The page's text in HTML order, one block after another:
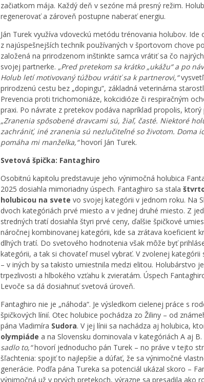
začiatkom mája. Každý deň v sezóne má presný režim.
regenerovať a zároveň postupne naberať energiu.
Ján Turek využíva vdoveckú metódu trénovania holubov. Ide
z najúspešnejších techník používaných v športovom chove
založená na prirodzenom inštinkte samca vrátiť sa čo
svojej partnerke. „Pred pretekom sa krátko „ukážu“ a po
Holub letí motivovaný túžbou vrátiť sa k partnerovi,“
prirodzenú cestu bez „dopingu“, základná veterinárna
Prevencia proti trichomoniáze, kokcidióze či respiračným
praxi. Po návrate z pretekov podáva napríklad propolis,
„Zranenia spôsobené dravcami sú, žiaľ, časté. Niektoré
zachrániť, iné zranenia sú nezlučiteľné so životom. Doma
pomáha mi manželka,“hovorí Ján Turek.
Svetová špička: Fantaghiro
Osobitnú kapitolu predstavuje jeho výnimočná holubica
2025 dosiahla mimoriadny úspech. Fantaghiro sa stala
holubicou na svete vo svojej kategórii v jednom roku. Na
dvoch kategóriách prvé miesto a v jednej druhé miesto. Z
stredných tratí dosiahla štyri prvé ceny, ďalšie špičkové
náročnej kombinovanej kategórii, kde sa zrátava koeficient
dlhých tratí. Do svetového hodnotenia však môže byť
kategórii, a tak si chovateľ musel vybrať. V zvolenej kategórii
– v iných by sa takisto umiestnila medzi elitou. Holubárstvo
trpezlivosti a hlbokého vzťahu k zvieratám. Úspech
Levoče sa dá dosiahnuť svetová úroveň.
Fantaghiro nie je „náhoda“. Je výsledkom cielenej práce s
špičkových línií. Otec holubice pochádza zo Žiliny – od
pána Vladimíra Sudora. V jej línii sa nachádza aj holubica,
olympiáde a na Slovensku dominovala v kategóriách A aj B.
sadlo to,“hovorí jednoducho pán Turek – no práve v tejto
šľachtenia: spojiť to najlepšie a dúfať, že sa výnimočné
generácie. Podľa pána Tureka sa potenciál ukázal skoro –
výnimočná už v prvých pretekoch, výrazne sa presadila ako